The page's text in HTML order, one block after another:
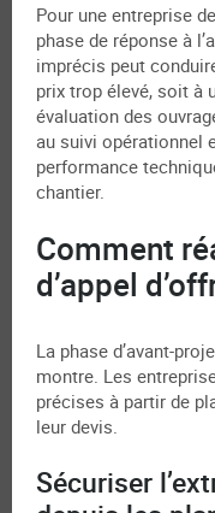
Pour une entreprise
phase de réponse à
imprécis peut
prix trop élevé, soit à
évaluation des
au suivi opérationnel
performance
chantier.
Comment
d’appel
La phase d’avant-
montre. Les
précises à partir de
leur devis.
Sécuriser